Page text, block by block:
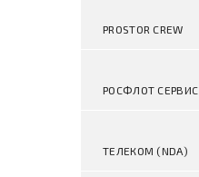
PROSTOR CREW
РОСФЛОТ СЕРВИС
ТЕЛЕКОМ (NDA)